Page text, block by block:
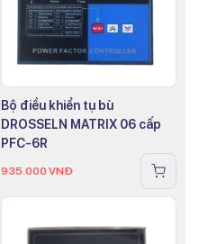
Bộ điều khiển tụ bù
DROSSELN MATRIX 06 cấp
PFC-6R
935.000 VNĐ